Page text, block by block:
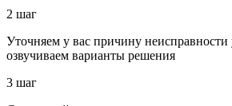
2 шаг
Уточняем у вас причину неисправности
озвучиваем варианты решения
3 шаг